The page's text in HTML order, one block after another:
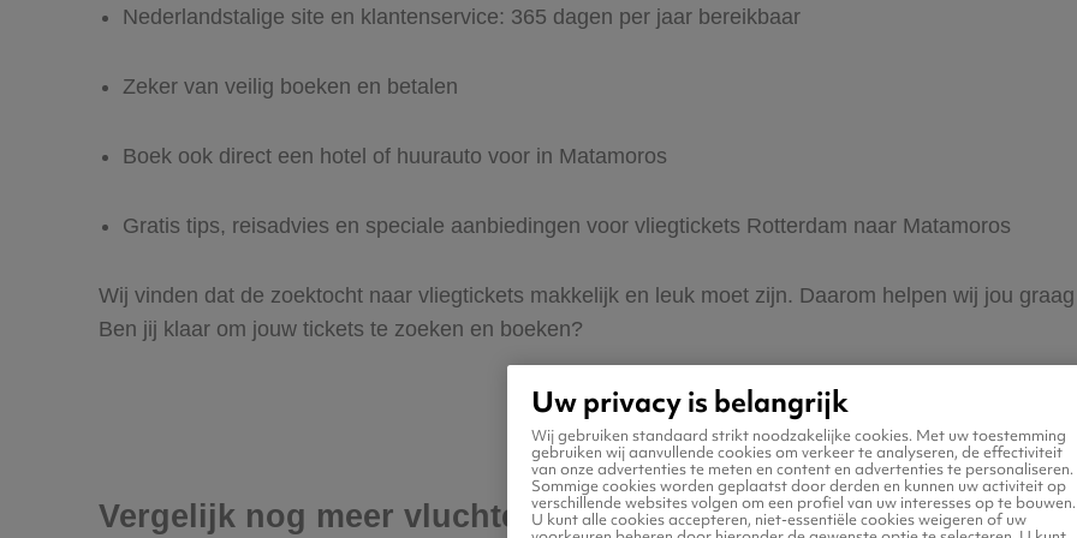
Nederlandstalige site en klantenservice: 365 dagen per jaar bereikbaar
Zeker van veilig boeken en betalen
Boek ook direct een hotel of huurauto voor in Matamoros
Gratis tips, reisadvies en speciale aanbiedingen voor vliegtickets Rotterdam naar Matamoros
Wij vinden dat de zoektocht naar vliegtickets makkelijk en leuk moet zijn. Daarom helpen wij jou
Ben jij klaar om jouw tickets te zoeken en boeken?
Vergelijk nog meer vluchten naar Matamoros
Uw privacy is belangrijk
Wij gebruiken standaard strikt noodzakelijke cookies. Met uw toestemming
gebruiken wij aanvullende cookies om verkeer te analyseren, de effectiviteit
van onze advertenties te meten en content en advertenties te personaliseren.
Sommige cookies worden geplaatst door derden en kunnen uw activiteit op
verschillende websites volgen om een profiel van uw interesses op te bouwen.
U kunt alle cookies accepteren, niet-essentiële cookies weigeren of uw